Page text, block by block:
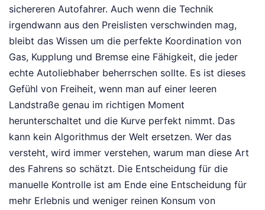
sichereren Autofahrer. Auch wenn die Technik
irgendwann aus den Preislisten verschwinden mag,
bleibt das Wissen um die perfekte Koordination von
Gas, Kupplung und Bremse eine Fähigkeit, die jeder
echte Autoliebhaber beherrschen sollte. Es ist dieses
Gefühl von Freiheit, wenn man auf einer leeren
Landstraße genau im richtigen Moment
herunterschaltet und die Kurve perfekt nimmt. Das
kann kein Algorithmus der Welt ersetzen. Wer das
versteht, wird immer verstehen, warum man diese Art
des Fahrens so schätzt. Die Entscheidung für die
manuelle Kontrolle ist am Ende eine Entscheidung für
mehr Erlebnis und weniger reinen Konsum von